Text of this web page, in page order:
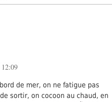
de mer, on ne fatigue pas
sortir, on cocoon au chaud, en